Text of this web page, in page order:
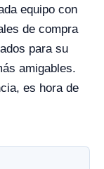
equipo con
de compra
para su
amigables.
es hora de